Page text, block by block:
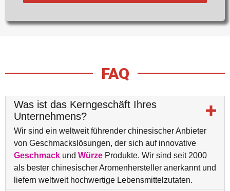
FAQ
Was ist das Kerngeschäft Ihres
Unternehmens?
Wir sind ein weltweit führender chinesischer Anbieter
von Geschmackslösungen, der sich auf innovative
Geschmack und Würze Produkte. Wir sind seit 2000
als bester chinesischer Aromenhersteller anerkannt und
liefern weltweit hochwertige Lebensmittelzutaten.